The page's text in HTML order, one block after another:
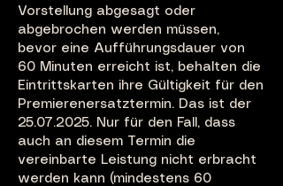
Vorstellung abgesagt oder
abgebrochen werden müssen,
bevor eine Aufführungsdauer von
60 Minuten erreicht ist, behalten die
Eintrittskarten ihre Gültigkeit für den
Premierenersatztermin. Das ist der
25.07.2025. Nur für den Fall, dass
auch an diesem Termin die
vereinbarte Leistung nicht erbracht
werden kann (mindestens 60